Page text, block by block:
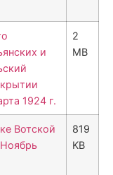
и
1924 г.
2
MB
Вотской
819
KB